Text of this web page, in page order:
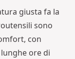
giusta fa la
sono
con
ore di